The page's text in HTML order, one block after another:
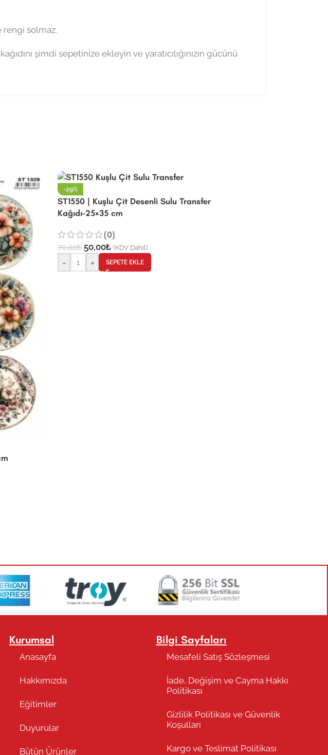
rengi solmaz.
şimdi sepetinize ekleyin ve yaratıcılığınızın gücünü
-29%
ST1550 | Kuşlu Çit Desenli Sulu Transfer
Kağıdı-25×35 cm
(0)
70,00₺ 50,00₺ (KDV Dahil)
- + SEPETE EKLE
Kurumsal
Anasayfa
Hakkımızda
Eğitimler
Duyurular
Bütün Ürünler
Bilgi Sayfaları
Mesafeli Satış Sözleşmesi
İade, Değişim ve Cayma Hakkı
Politikası
Gizlilik Politikası ve Güvenlik
Koşulları
Kargo ve Teslimat Politikası